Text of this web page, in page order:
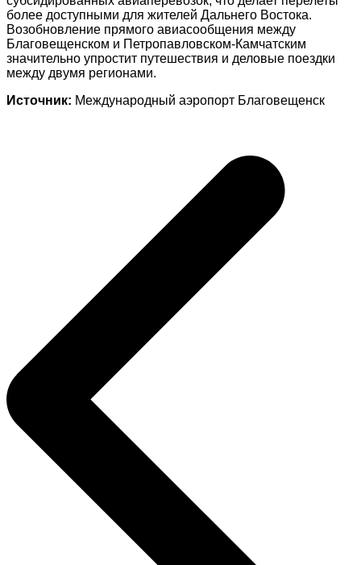
более доступными для жителей Дальнего Востока.
Возобновление прямого авиасообщения между
Благовещенском и Петропавловском-Камчатским
значительно упростит путешествия и деловые поездки
между двумя регионами.
Источник: Международный аэропорт Благовещенск